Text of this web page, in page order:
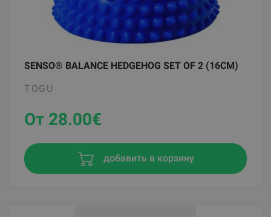
SENSO® BALANCE HEDGEHOG SET OF 2 (16CM)
TOGU
От 28.00€
добавить в корзину